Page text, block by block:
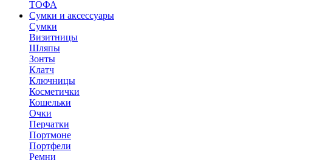
ТОФА
Сумки и аксессуары
Сумки
Визитницы
Шляпы
Зонты
Клатч
Ключницы
Косметички
Кошельки
Очки
Перчатки
Портмоне
Портфели
Ремни